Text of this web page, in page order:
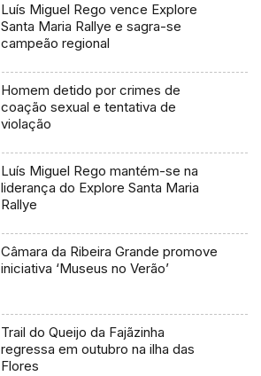
Luís Miguel Rego vence Explore
Santa Maria Rallye e sagra-se
campeão regional
Homem detido por crimes de
coação sexual e tentativa de
violação
Luís Miguel Rego mantém-se na
liderança do Explore Santa Maria
Rallye
Câmara da Ribeira Grande promove
iniciativa ‘Museus no Verão’
Trail do Queijo da Fajãzinha
regressa em outubro na ilha das
Flores